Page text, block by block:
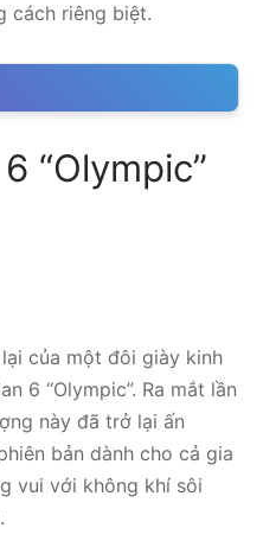
cách riêng biệt.
“Olympic”
của một đôi giày kinh
6 “Olympic”. Ra mắt lần
này đã trở lại ấn
bản dành cho cả gia
vui với không khí sôi